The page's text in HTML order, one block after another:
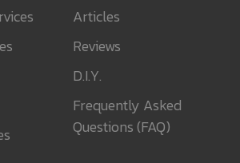
Articles
Reviews
D.I.Y.
Frequently Asked
Questions (FAQ)